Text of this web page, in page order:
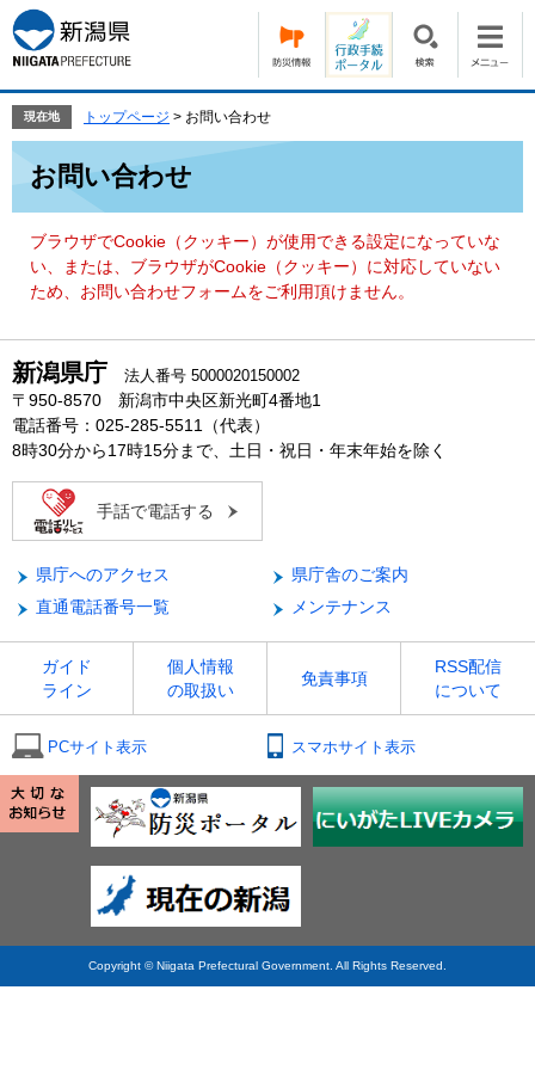
ー
ジ
の
頭
す。
ニ
ュ
ー
飛
て
現在地 トップページ > お問い合わせ
お問い合わせ
ブラウザでCookie（クッキー）が使用できる設定になっていな
い、または、ブラウザがCookie（クッキー）に対応していない
ため、お問い合わせフォームをご利用頂けません。
新潟県庁 法人番号 5000020150002
〒950-8570 新潟市中央区新光町4番地1
電話番号：025-285-5511（代表）
8時30分から17時15分まで、土日・祝日・年末年始を除く
手話で電話する
県庁へのアクセス
県庁舎のご案内
直通電話番号一覧
メンテナンス
ガイド
ライン
個人情報
の取扱い
免責事項
RSS配信
について
PCサイト表示 スマホサイト表示
Copyright © Niigata Prefectural Government. All Rights Reserved.